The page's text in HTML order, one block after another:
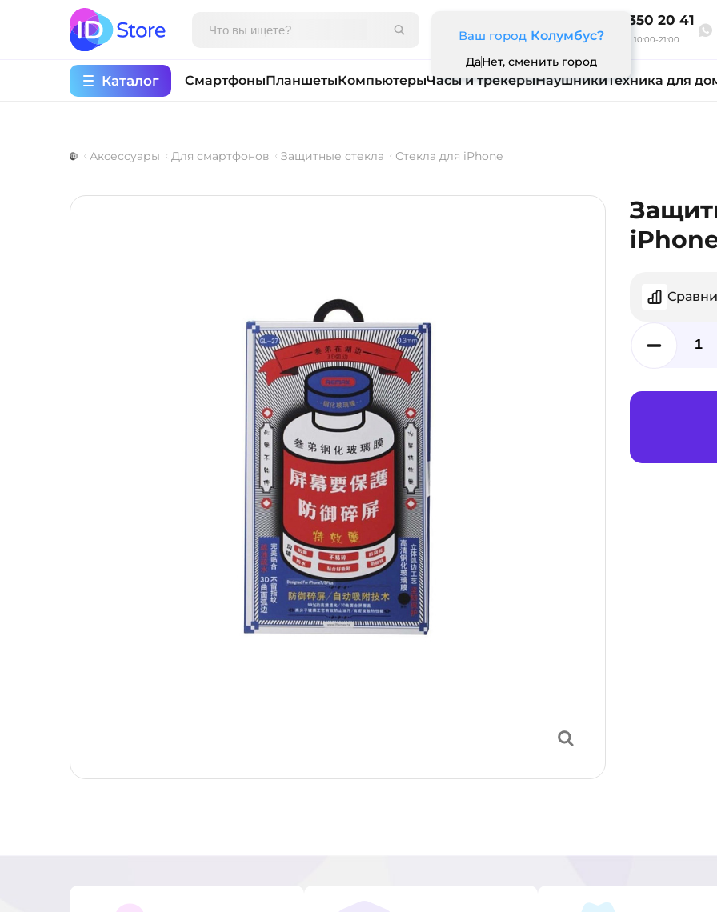
Ваш город Колумбус?
ДаНет, сменить город
8 800 350 20 41
Ежедневно 10:00-21:00
Каталог СмартфоныПланшетыКомпьютерыЧасы и трекерыНаушникиТехника для
Аксессуары Для смартфонов Защитные стекла Стекла для iPhone